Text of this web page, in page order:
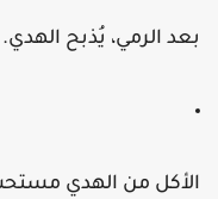
الرمي، يُذبح الهدي.
من الهدي مستحب.